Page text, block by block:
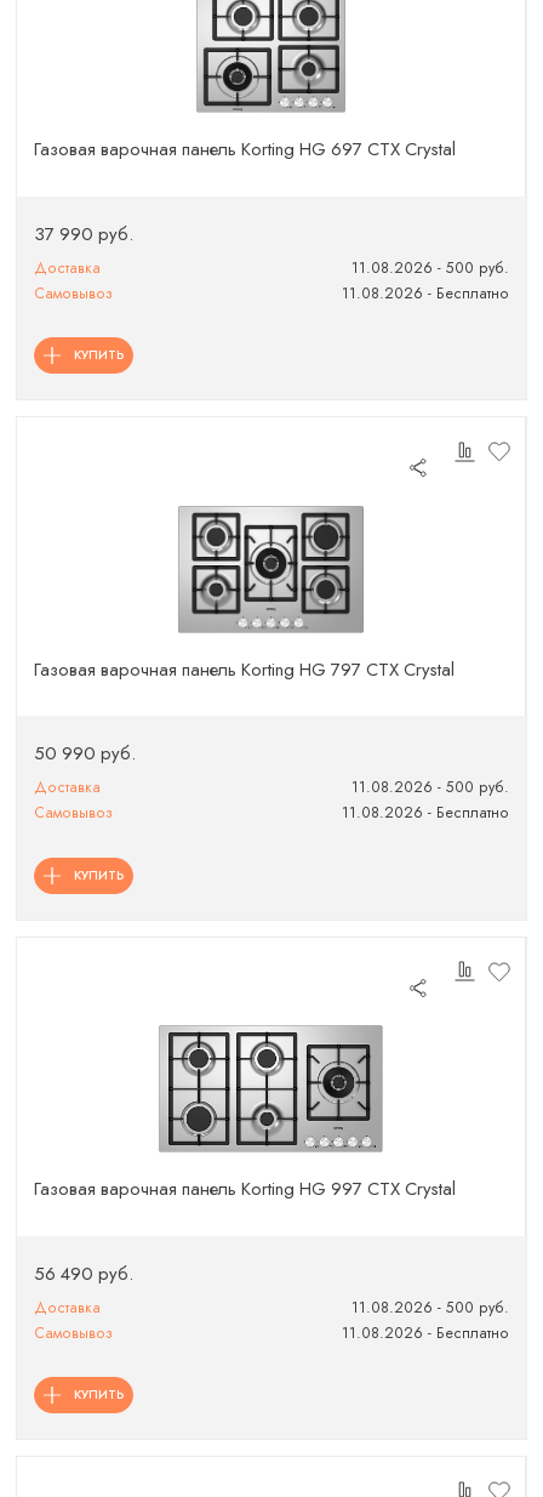
Газовая варочная панель Korting HG 697 CTX Crystal
37 990 руб.
Доставка
11.08.2026 - 500 руб.
Самовывоз
11.08.2026 - Бесплатно
КУПИТЬ
Газовая варочная панель Korting HG 797 CTX Crystal
50 990 руб.
Доставка
11.08.2026 - 500 руб.
Самовывоз
11.08.2026 - Бесплатно
КУПИТЬ
Газовая варочная панель Korting HG 997 CTX Crystal
56 490 руб.
Доставка
11.08.2026 - 500 руб.
Самовывоз
11.08.2026 - Бесплатно
КУПИТЬ